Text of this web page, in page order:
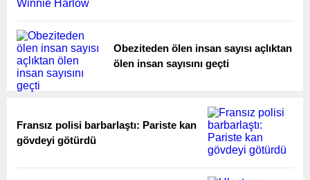
Obeziteden ölen insan sayısı açlıktan
ölen insan sayısını geçti
Fransız polisi barbarlaştı: Pariste kan
gövdeyi götürdü